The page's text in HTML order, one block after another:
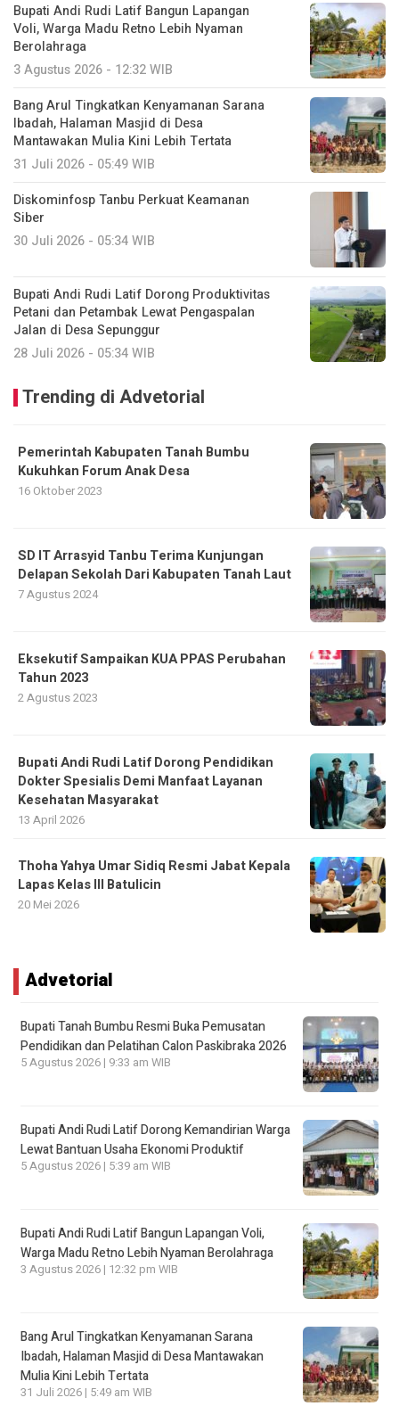
Bupati Andi Rudi Latif Bangun Lapangan
Voli, Warga Madu Retno Lebih Nyaman
Berolahraga
3 Agustus 2026 - 12:32 WIB
Bang Arul Tingkatkan Kenyamanan Sarana
Ibadah, Halaman Masjid di Desa
Mantawakan Mulia Kini Lebih Tertata
31 Juli 2026 - 05:49 WIB
Diskominfosp Tanbu Perkuat Keamanan
Siber
30 Juli 2026 - 05:34 WIB
Bupati Andi Rudi Latif Dorong Produktivitas
Petani dan Petambak Lewat Pengaspalan
Jalan di Desa Sepunggur
28 Juli 2026 - 05:34 WIB
Trending di Advetorial
Pemerintah Kabupaten Tanah Bumbu
Kukuhkan Forum Anak Desa
16 Oktober 2023
SD IT Arrasyid Tanbu Terima Kunjungan
Delapan Sekolah Dari Kabupaten Tanah Laut
7 Agustus 2024
Eksekutif Sampaikan KUA PPAS Perubahan
Tahun 2023
2 Agustus 2023
Bupati Andi Rudi Latif Dorong Pendidikan
Dokter Spesialis Demi Manfaat Layanan
Kesehatan Masyarakat
13 April 2026
Thoha Yahya Umar Sidiq Resmi Jabat Kepala
Lapas Kelas III Batulicin
20 Mei 2026
Advetorial
Bupati Tanah Bumbu Resmi Buka Pemusatan
Pendidikan dan Pelatihan Calon Paskibraka 2026
5 Agustus 2026 | 9:33 am WIB
Bupati Andi Rudi Latif Dorong Kemandirian Warga
Lewat Bantuan Usaha Ekonomi Produktif
5 Agustus 2026 | 5:39 am WIB
Bupati Andi Rudi Latif Bangun Lapangan Voli,
Warga Madu Retno Lebih Nyaman Berolahraga
3 Agustus 2026 | 12:32 pm WIB
Bang Arul Tingkatkan Kenyamanan Sarana
Ibadah, Halaman Masjid di Desa Mantawakan
Mulia Kini Lebih Tertata
31 Juli 2026 | 5:49 am WIB